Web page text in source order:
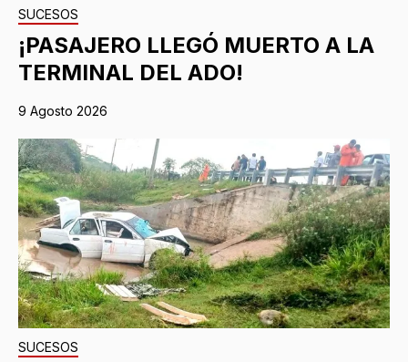
SUCESOS
¡PASAJERO LLEGÓ MUERTO A LA
TERMINAL DEL ADO!
9 Agosto 2026
SUCESOS